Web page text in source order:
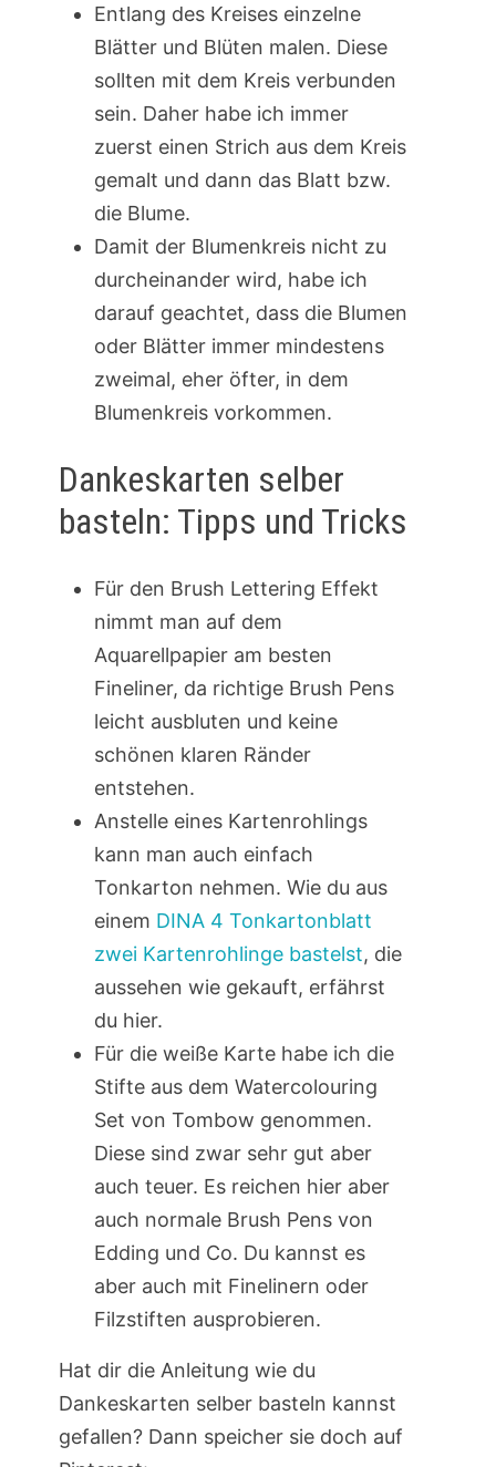
Entlang des Kreises einzelne
Blätter und Blüten malen. Diese
sollten mit dem Kreis verbunden
sein. Daher habe ich immer
zuerst einen Strich aus dem Kreis
gemalt und dann das Blatt bzw.
die Blume.
Damit der Blumenkreis nicht zu
durcheinander wird, habe ich
darauf geachtet, dass die Blumen
oder Blätter immer mindestens
zweimal, eher öfter, in dem
Blumenkreis vorkommen.
Dankeskarten selber
basteln: Tipps und Tricks
Für den Brush Lettering Effekt
nimmt man auf dem
Aquarellpapier am besten
Fineliner, da richtige Brush Pens
leicht ausbluten und keine
schönen klaren Ränder
entstehen.
Anstelle eines Kartenrohlings
kann man auch einfach
Tonkarton nehmen. Wie du aus
einem DINA 4 Tonkartonblatt
zwei Kartenrohlinge bastelst, die
aussehen wie gekauft, erfährst
du hier.
Für die weiße Karte habe ich die
Stifte aus dem Watercolouring
Set von Tombow genommen.
Diese sind zwar sehr gut aber
auch teuer. Es reichen hier aber
auch normale Brush Pens von
Edding und Co. Du kannst es
aber auch mit Finelinern oder
Filzstiften ausprobieren.
Hat dir die Anleitung wie du
Dankeskarten selber basteln kannst
gefallen? Dann speicher sie doch auf